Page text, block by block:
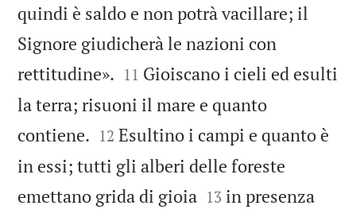
quindi è saldo e non potrà vacillare; il
Signore giudicherà le nazioni con
rettitudine». 

11 Gioiscano i cieli ed esulti
la terra; risuoni il mare e quanto
contiene. 

12 Esultino i campi e quanto è
in essi; tutti gli alberi delle foreste
emettano grida di gioia 

13 in presenza